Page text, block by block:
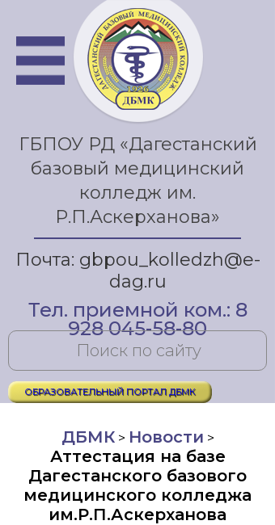
ГБПОУ РД «Дагестанский
базовый медицинский
колледж им.
Р.П.Аскерханова»
Почта: gbpou_kolledzh@e-
dag.ru
Тел. приемной ком.: 8
928 045-58-80
ОБРАЗОВАТЕЛЬНЫЙ ПОРТАЛ ДБМК
ДБМК> Новости >
Аттестация на базе
Дагестанского базового
медицинского колледжа
им.Р.П.Аскерханова